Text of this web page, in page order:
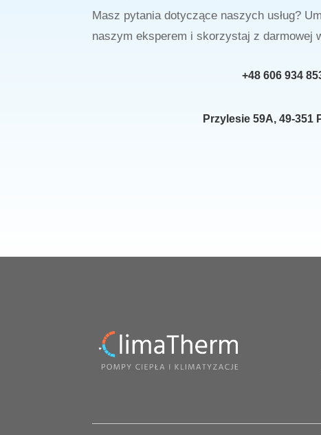
Masz pytania dotyczące naszych usług?
naszym eksperem i skorzystaj z darmowej
+48 606 934
Przylesie 59A, 49-351